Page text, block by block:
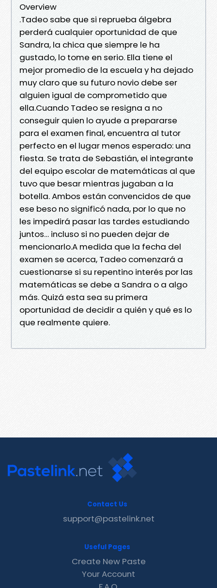
Overview
.Tadeo sabe que si reprueba álgebra
perderá cualquier oportunidad de que
Sandra, la chica que siempre le ha
gustado, lo tome en serio. Ella tiene el
mejor promedio de la escuela y ha dejado
muy claro que su futuro novio debe ser
alguien igual de comprometido que
ella.Cuando Tadeo se resigna a no
conseguir quien lo ayude a prepararse
para el examen final, encuentra al tutor
perfecto en el lugar menos esperado: una
fiesta. Se trata de Sebastián, el integrante
del equipo escolar de matemáticas al que
tuvo que besar mientras jugaban a la
botella. Ambos están convencidos de que
ese beso no significó nada, por lo que no
les impedirá pasar las tardes estudiando
juntos… incluso si no pueden dejar de
mencionarlo.A medida que la fecha del
examen se acerca, Tadeo comenzará a
cuestionarse si su repentino interés por las
matemáticas se debe a Sandra o a algo
más. Quizá esta sea su primera
oportunidad de decidir a quién y qué es lo
que realmente quiere.
Contact Us
support@pastelink.net
Useful Pages
Create New Paste
Your Account